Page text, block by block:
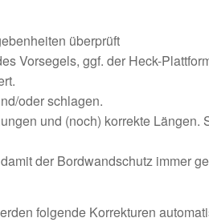
überprüft
Vorsegels, ggf. der Heck-
oder schlagen.
und (noch) korrekte
der Bordwandschutz immer
folgende Korrekturen